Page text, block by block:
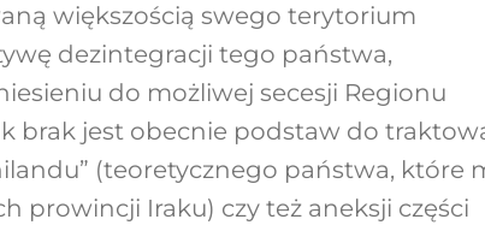
większością swego terytorium
dezintegracji tego państwa,
do możliwej secesji Regionu
brak jest obecnie podstaw do
(teoretycznego państwa, które
prowincji Iraku) czy też aneksji części